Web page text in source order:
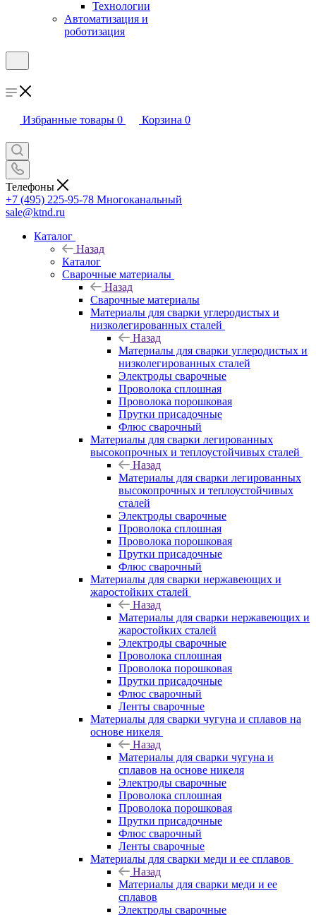
Технологии
Автоматизация и
роботизация
Избранные товары 0 Корзина 0
Телефоны
+7 (495) 225-95-78 Многоканальный
sale@ktnd.ru
Каталог
Назад
Каталог
Сварочные материалы
Назад
Сварочные материалы
Материалы для сварки углеродистых и
низколегированных сталей
Назад
Материалы для сварки углеродистых и
низколегированных сталей
Электроды сварочные
Проволока сплошная
Проволока порошковая
Прутки присадочные
Флюс сварочный
Материалы для сварки легированных
высокопрочных и теплоустойчивых сталей
Назад
Материалы для сварки легированных
высокопрочных и теплоустойчивых
сталей
Электроды сварочные
Проволока сплошная
Проволока порошковая
Прутки присадочные
Флюс сварочный
Материалы для сварки нержавеющих и
жаростойких сталей
Назад
Материалы для сварки нержавеющих и
жаростойких сталей
Электроды сварочные
Проволока сплошная
Проволока порошковая
Прутки присадочные
Флюс сварочный
Ленты сварочные
Материалы для сварки чугуна и сплавов на
основе никеля
Назад
Материалы для сварки чугуна и
сплавов на основе никеля
Электроды сварочные
Проволока сплошная
Проволока порошковая
Прутки присадочные
Флюс сварочный
Ленты сварочные
Материалы для сварки меди и ее сплавов
Назад
Материалы для сварки меди и ее
сплавов
Электроды сварочные